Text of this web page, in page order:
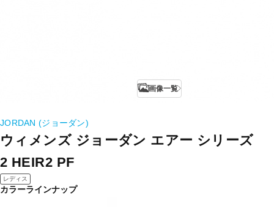
画像一覧
JORDAN (ジョーダン)
ウィメンズ ジョーダン エアー シリーズ
2 HEIR2 PF
レディス
カラーラインナップ